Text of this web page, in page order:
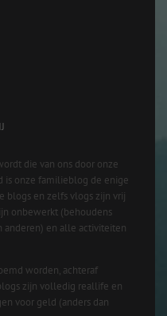
die van ons door onze
is onze familieblog de enige
blogs en zelfs vlogs zijn vrij
onbewerkt (behoudens
anderen) en alle activiteiten
worden, achteraf
zijn volledig reallife en
voor geld (anders dan